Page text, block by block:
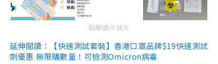
點擊圖片放大
延伸閱讀：【快速測試套裝】香港口罩品牌$19快速測試
劑優惠 無限購數量！可檢測Omicron病毒